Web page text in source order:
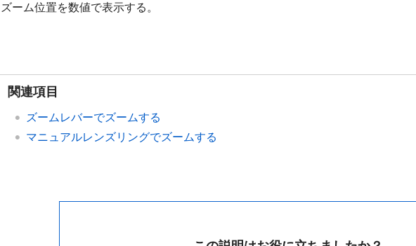
ズーム位置を数値で表示する。
関連項目
ズームレバーでズームする
マニュアルレンズリングでズームする